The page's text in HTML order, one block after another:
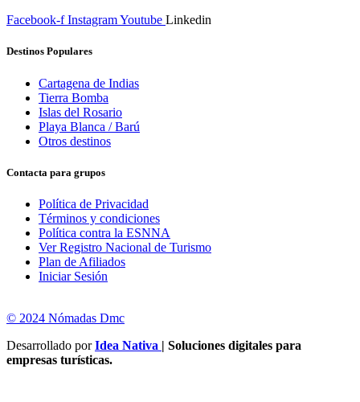
Facebook-f InstagramYoutube Linkedin
Destinos Populares
Cartagena de Indias
Tierra Bomba
Islas del Rosario
Playa Blanca / Barú
Otros destinos
Contacta para grupos
Política de Privacidad
Términos y condiciones
Política contra la ESNNA
Ver Registro Nacional de Turismo
Plan de Afiliados
Iniciar Sesión
© 2024 Nómadas Dmc
Desarrollado porIdea Nativa | Soluciones digitales para
empresas turísticas.